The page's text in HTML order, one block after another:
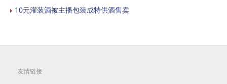
10元灌装酒被主播包装成特供酒售卖
友情链接